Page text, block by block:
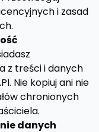
i zasad
z treści i danych
Nie kopiuj ani nie
chronionych
danych